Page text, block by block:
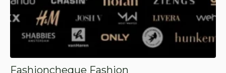
Fashioncheque Fashion